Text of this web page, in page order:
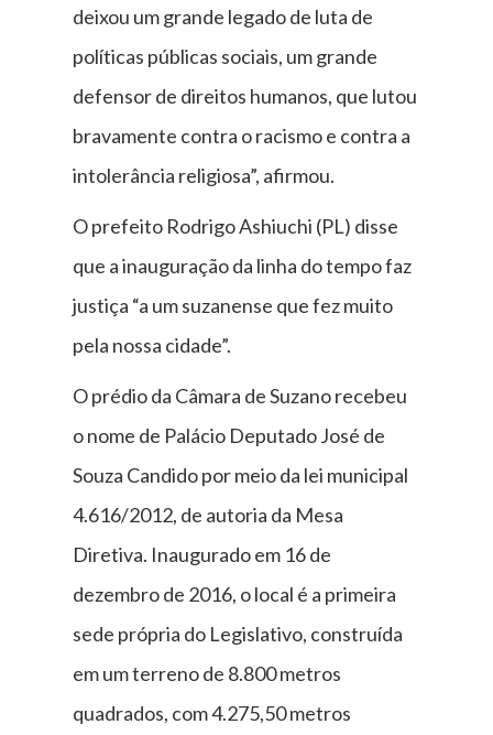
deixou um grande legado de luta de
políticas públicas sociais, um grande
defensor de direitos humanos, que lutou
bravamente contra o racismo e contra a
intolerância religiosa”, afirmou.
O prefeito Rodrigo Ashiuchi (PL) disse
que a inauguração da linha do tempo faz
justiça “a um suzanense que fez muito
pela nossa cidade”.
O prédio da Câmara de Suzano recebeu
o nome de Palácio Deputado José de
Souza Candido por meio da lei municipal
4.616/2012, de autoria da Mesa
Diretiva. Inaugurado em 16 de
dezembro de 2016, o local é a primeira
sede própria do Legislativo, construída
em um terreno de 8.800 metros
quadrados, com 4.275,50 metros